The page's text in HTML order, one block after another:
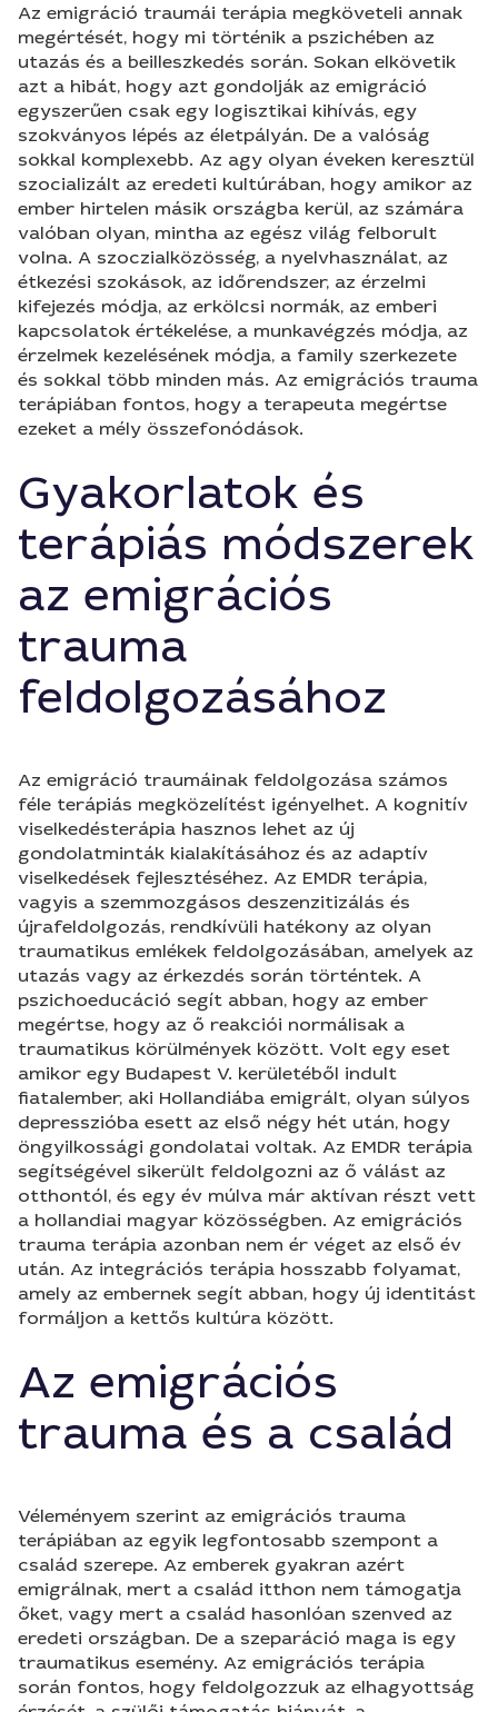
Az emigráció traumái terápia megköveteli annak
megértését, hogy mi történik a pszichében az
utazás és a beilleszkedés során. Sokan elkövetik
azt a hibát, hogy azt gondolják az emigráció
egyszerűen csak egy logisztikai kihívás, egy
szokványos lépés az életpályán. De a valóság
sokkal komplexebb. Az agy olyan éveken keresztül
szocializált az eredeti kultúrában, hogy amikor az
ember hirtelen másik országba kerül, az számára
valóban olyan, mintha az egész világ felborult
volna. A szoczialközösség, a nyelvhasználat, az
étkezési szokások, az időrendszer, az érzelmi
kifejezés módja, az erkölcsi normák, az emberi
kapcsolatok értékelése, a munkavégzés módja, az
érzelmek kezelésének módja, a family szerkezete
és sokkal több minden más. Az emigrációs trauma
terápiában fontos, hogy a terapeuta megértse
ezeket a mély összefonódások.
Gyakorlatok és
terápiás módszerek
az emigrációs
trauma
feldolgozásához
Az emigráció traumáinak feldolgozása számos
féle terápiás megközelítést igényelhet. A kognitív
viselkedésterápia hasznos lehet az új
gondolatminták kialakításához és az adaptív
viselkedések fejlesztéséhez. Az EMDR terápia,
vagyis a szemmozgásos deszenzitizálás és
újrafeldolgozás, rendkívüli hatékony az olyan
traumatikus emlékek feldolgozásában, amelyek az
utazás vagy az érkezdés során történtek. A
pszichoeducáció segít abban, hogy az ember
megértse, hogy az ő reakciói normálisak a
traumatikus körülmények között. Volt egy eset
amikor egy Budapest V. kerületéből indult
fiatalember, aki Hollandiába emigrált, olyan súlyos
depresszióba esett az első négy hét után, hogy
öngyilkossági gondolatai voltak. Az EMDR terápia
segítségével sikerült feldolgozni az ő válást az
otthontól, és egy év múlva már aktívan részt vett
a hollandiai magyar közösségben. Az emigrációs
trauma terápia azonban nem ér véget az első év
után. Az integrációs terápia hosszabb folyamat,
amely az embernek segít abban, hogy új identitást
formáljon a kettős kultúra között.
Az emigrációs
trauma és a család
Véleményem szerint az emigrációs trauma
terápiában az egyik legfontosabb szempont a
család szerepe. Az emberek gyakran azért
emigrálnak, mert a család itthon nem támogatja
őket, vagy mert a család hasonlóan szenved az
eredeti országban. De a szeparáció maga is egy
traumatikus esemény. Az emigrációs terápia
során fontos, hogy feldolgozzuk az elhagyottság